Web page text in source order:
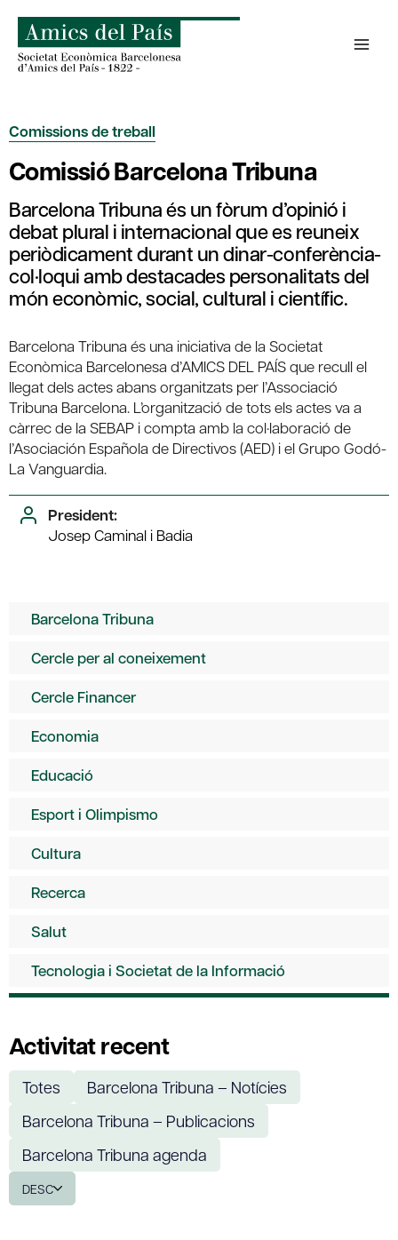
content
Comissions de treball
Comissió Barcelona Tribuna
Barcelona Tribuna és un fòrum d’opinió i
debat plural i internacional que es reuneix
periòdicament durant un dinar-conferència-
col·loqui amb destacades personalitats del
món econòmic, social, cultural i científic.
Barcelona Tribuna és una iniciativa de la Societat
Econòmica Barcelonesa d’AMICS DEL PAÍS que recull el
llegat dels actes abans organitzats per l’Associació
Tribuna Barcelona. L’organització de tots els actes va a
càrrec de la SEBAP i compta amb la col·laboració de
l’Asociación Española de Directivos (AED) i el Grupo Godó-
La Vanguardia.
President:
Josep Caminal i Badia
Barcelona Tribuna
Cercle per al coneixement
Cercle Financer
Economia
Educació
Esport i Olimpismo
Cultura
Recerca
Salut
Tecnologia i Societat de la Informació
Activitat recent
Totes
Barcelona Tribuna – Notícies
Barcelona Tribuna – Publicacions
Barcelona Tribuna agenda
DESC